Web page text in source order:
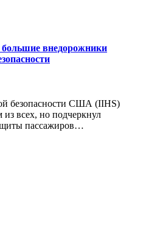
внедорожники
из всех, но подчеркнул
пассажиров…